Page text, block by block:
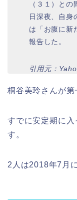
（３１）と
日深夜、自身
は「お腹に新
報告した。
引用元：
桐谷美玲さんが第
すでに安定期に
す。
2人は2018年7月